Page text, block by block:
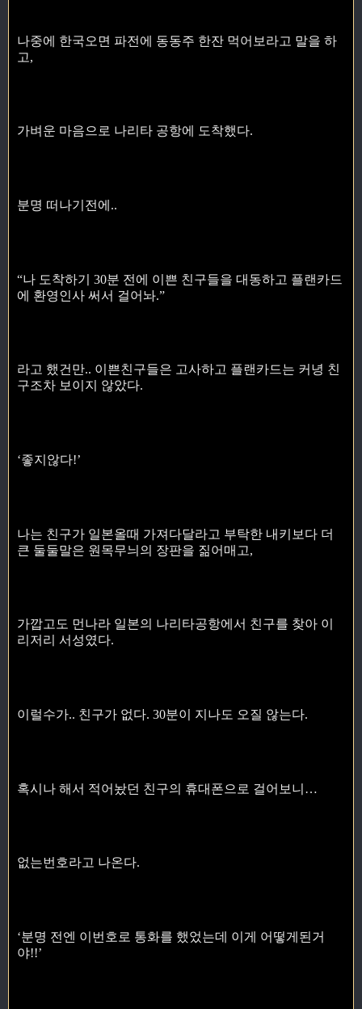
나중에 한국오면 파전에 동동주 한잔 먹어보라고 말을 하
고,
가벼운 마음으로 나리타 공항에 도착했다.
분명 떠나기전에..
“나 도착하기 30분 전에 이쁜 친구들을 대동하고 플랜카드
에 환영인사 써서 걸어놔.”
라고 했건만.. 이쁜친구들은 고사하고 플랜카드는 커녕 친
구조차 보이지 않았다.
‘좋지않다!’
나는 친구가 일본올때 가져다달라고 부탁한 내키보다 더
큰 둘둘말은 원목무늬의 장판을 짊어매고,
가깝고도 먼나라 일본의 나리타공항에서 친구를 찾아 이
리저리 서성였다.
이럴수가.. 친구가 없다. 30분이 지나도 오질 않는다.
혹시나 해서 적어놨던 친구의 휴대폰으로 걸어보니…
없는번호라고 나온다.
‘분명 전엔 이번호로 통화를 했었는데 이게 어떻게된거
야!!’